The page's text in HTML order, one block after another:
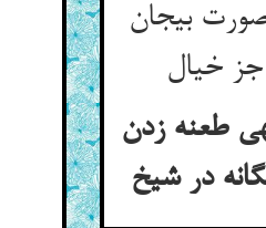
بی‏جان
جز خیال‏
طعنه زدن
در شیخ‏